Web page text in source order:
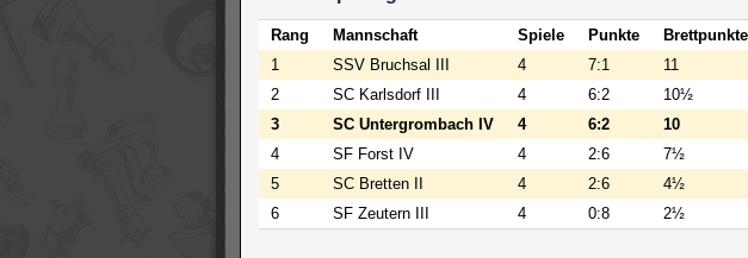
Rang Mannschaft Spiele Punkte Brettpunkte
1
SSV Bruchsal III 4 7:1 11
2
SC Karlsdorf III 4 6:2 10½
3
SC Untergrombach IV 4 6:2 10
4
SF Forst IV 4 2:6 7½
5
SC Bretten II 4 2:6 4½
6
SF Zeutern III 4 0:8 2½